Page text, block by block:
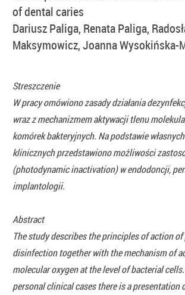
of dental caries
Dariusz Paliga, Renata Paliga,
Maksymowicz, Joanna Wysokińska-
Streszczenie
W pracy omówiono zasady działania
wraz z mechanizmem aktywacji tlenu
komórek bakteryjnych. Na podstawie
klinicznych przedstawiono możliwości
(photodynamic inactivation) w endodoncji,
implantologii.
Abstract
The study describes the principles of action
disinfection together with the mechanism of
molecular oxygen at the level of bacterial
personal clinical cases there is a presentation